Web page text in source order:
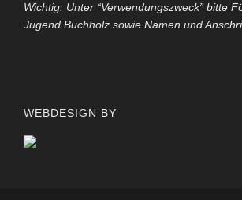
Wichtig: Unter “Verwendungszweck” bitte
Jugend Buchholz sowie Namen und
WEBDESIGN BY